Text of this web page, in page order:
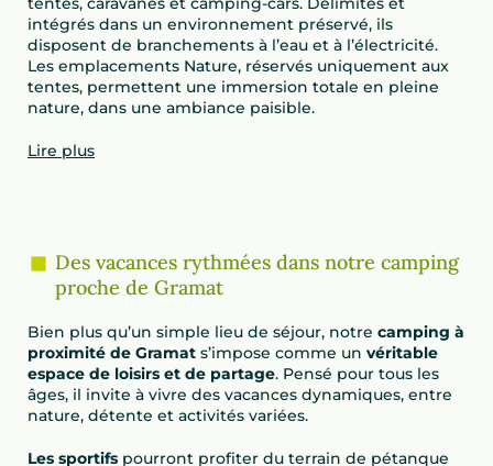
intégrés dans un environnement préservé, ils
disposent de branchements à l’eau et à l’électricité.
Les emplacements Nature, réservés uniquement aux
tentes, permettent une immersion totale en pleine
nature, dans une ambiance paisible.
Lire plus
Des vacances rythmées dans notre camping
proche de Gramat
Bien plus qu’un simple lieu de séjour, notre camping à
proximité de Gramat s’impose comme un véritable
espace de loisirs et de partage. Pensé pour tous les
âges, il invite à vivre des vacances dynamiques, entre
nature, détente et activités variées.
Les sportifs pourront profiter du terrain de pétanque